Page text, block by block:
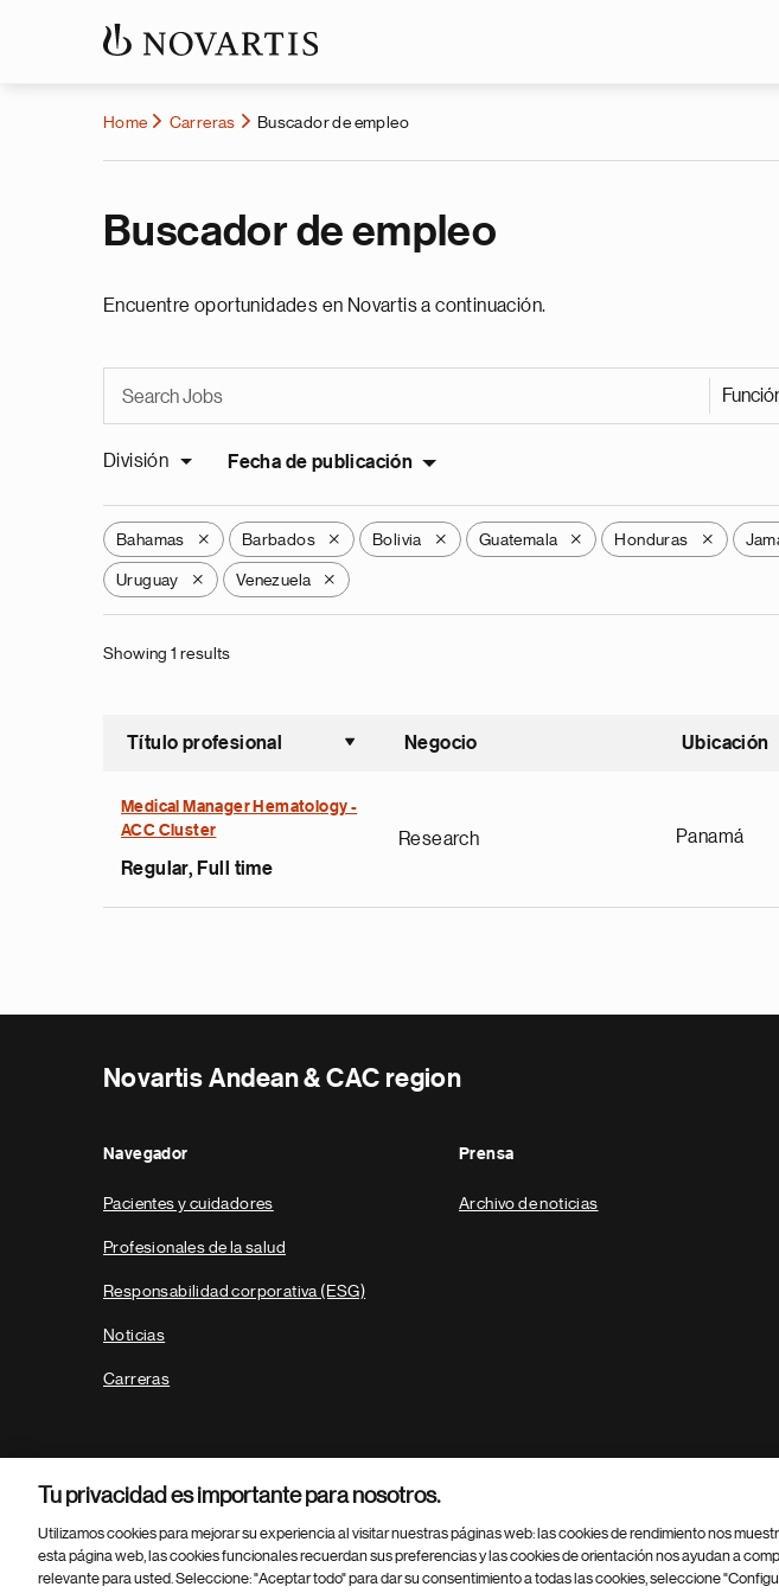
Home Carreras Buscador de empleo
Buscador de empleo
Encuentre oportunidades en Novartis a continuación.
División Fecha de publicación
Bahamas X Barbados X Bolivia X Guatemala X Honduras X
Uruguay X Venezuela X
Showing 1 results
Título profesional
Ordenar ascendente
Negocio Ubicación
Medical Manager Hematology -
ACC Cluster
Regular, Full time
Research Panamá
Novartis Andean & CAC region
Navegador
Pacientes y cuidadores
Profesionales de la salud
Responsabilidad corporativa (ESG)
Noticias
Carreras
Prensa
Archivo de noticias
Parte
© 2026 Novartis AG
Tu privacidad es importante para nosotros.
Utilizamos cookies para mejorar su experiencia al visitar nuestras páginas web: las cookies de rendimiento nos
esta página web, las cookies funcionales recuerdan sus preferencias y las cookies de orientación nos ayudan a
relevante para usted. Seleccione: "Aceptar todo" para dar su consentimiento a todas las cookies, seleccione